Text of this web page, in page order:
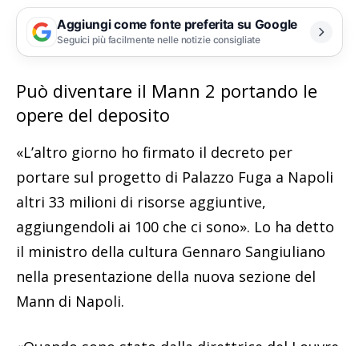
Aggiungi come fonte preferita su Google
Seguici più facilmente nelle notizie consigliate
Può diventare il Mann 2 portando le
opere del deposito
«L’altro giorno ho firmato il decreto per
portare sul progetto di Palazzo Fuga a Napoli
altri 33 milioni di risorse aggiuntive,
aggiungendoli ai 100 che ci sono». Lo ha detto
il ministro della cultura Gennaro Sangiuliano
nella presentazione della nuova sezione del
Mann di Napoli.